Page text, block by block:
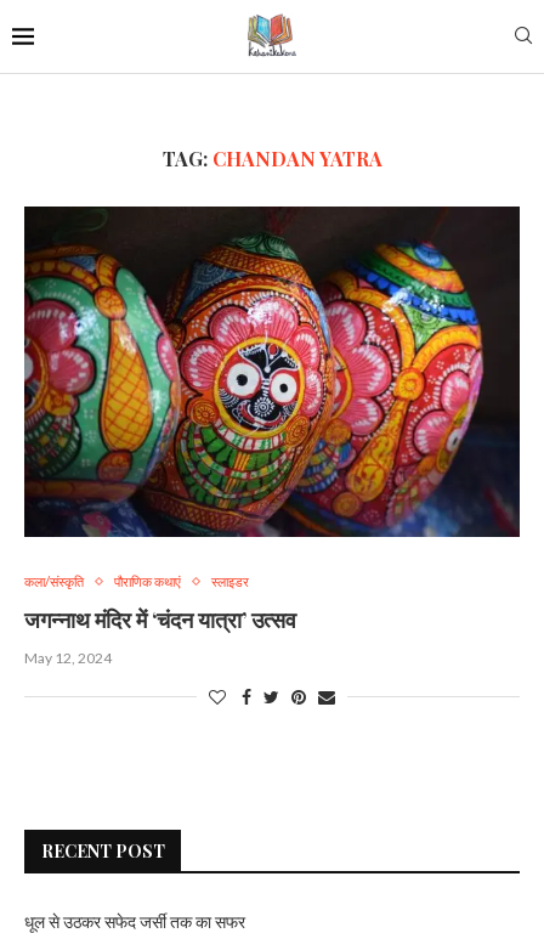
TAG: CHANDAN YATRA
कला/संस्कृति पौराणिक कथाएं स्लाइडर
जगन्नाथ मंदिर में ‘चंदन यात्रा’ उत्सव
May 12, 2024
RECENT POST
धूल से उठकर सफेद जर्सी तक का सफर